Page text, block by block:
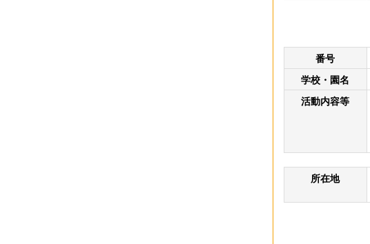
番号
学校・園名
活動内容等
所在地